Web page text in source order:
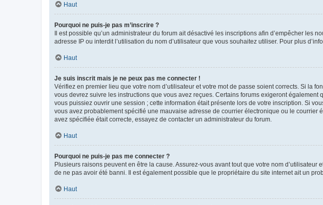
Haut
Pourquoi ne puis-je pas m’inscrire ?
Il est possible qu’un administrateur du forum ait désactivé les inscriptions afin d’empêcher les
adresse IP ou interdit l’utilisation du nom d’utilisateur que vous souhaitez utiliser. Pour plus
Haut
Je suis inscrit mais je ne peux pas me connecter !
Vérifiez en premier lieu que votre nom d’utilisateur et votre mot de passe soient corrects. Si la
vous devrez suivre les instructions que vous avez reçues. Certains forums exigeront
vous puissiez ouvrir une session ; cette information était présente lors de votre inscription. Si
vous avez probablement spécifié une mauvaise adresse de courrier électronique ou le
avez spécifiée était correcte, essayez de contacter un administrateur du forum.
Haut
Pourquoi ne puis-je pas me connecter ?
Plusieurs raisons peuvent en être la cause. Assurez-vous avant tout que votre nom
de ne pas avoir été banni. Il est également possible que le propriétaire du site internet ait un
Haut